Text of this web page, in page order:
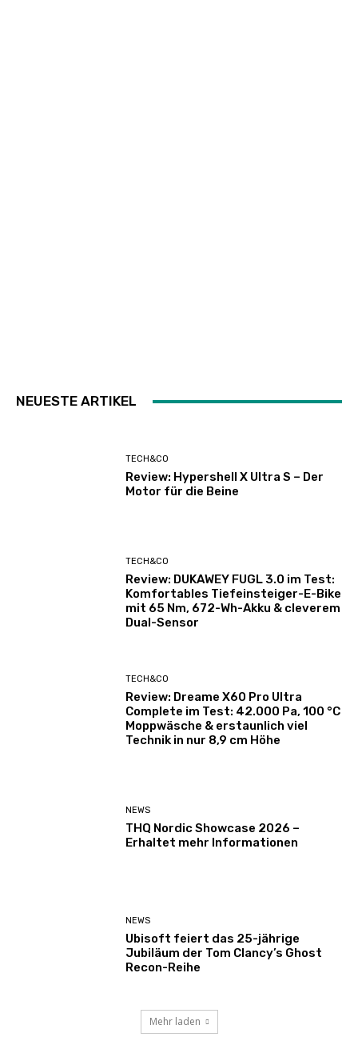
NEUESTE ARTIKEL
TECH&CO
Review: Hypershell X Ultra S – Der
Motor für die Beine
TECH&CO
Review: DUKAWEY FUGL 3.0 im Test:
Komfortables Tiefeinsteiger-E-Bike
mit 65 Nm, 672-Wh-Akku & cleverem
Dual-Sensor
TECH&CO
Review: Dreame X60 Pro Ultra
Complete im Test: 42.000 Pa, 100 °C
Moppwäsche & erstaunlich viel
Technik in nur 8,9 cm Höhe
NEWS
THQ Nordic Showcase 2026 –
Erhaltet mehr Informationen
NEWS
Ubisoft feiert das 25-jährige
Jubiläum der Tom Clancy’s Ghost
Recon-Reihe
Mehr laden